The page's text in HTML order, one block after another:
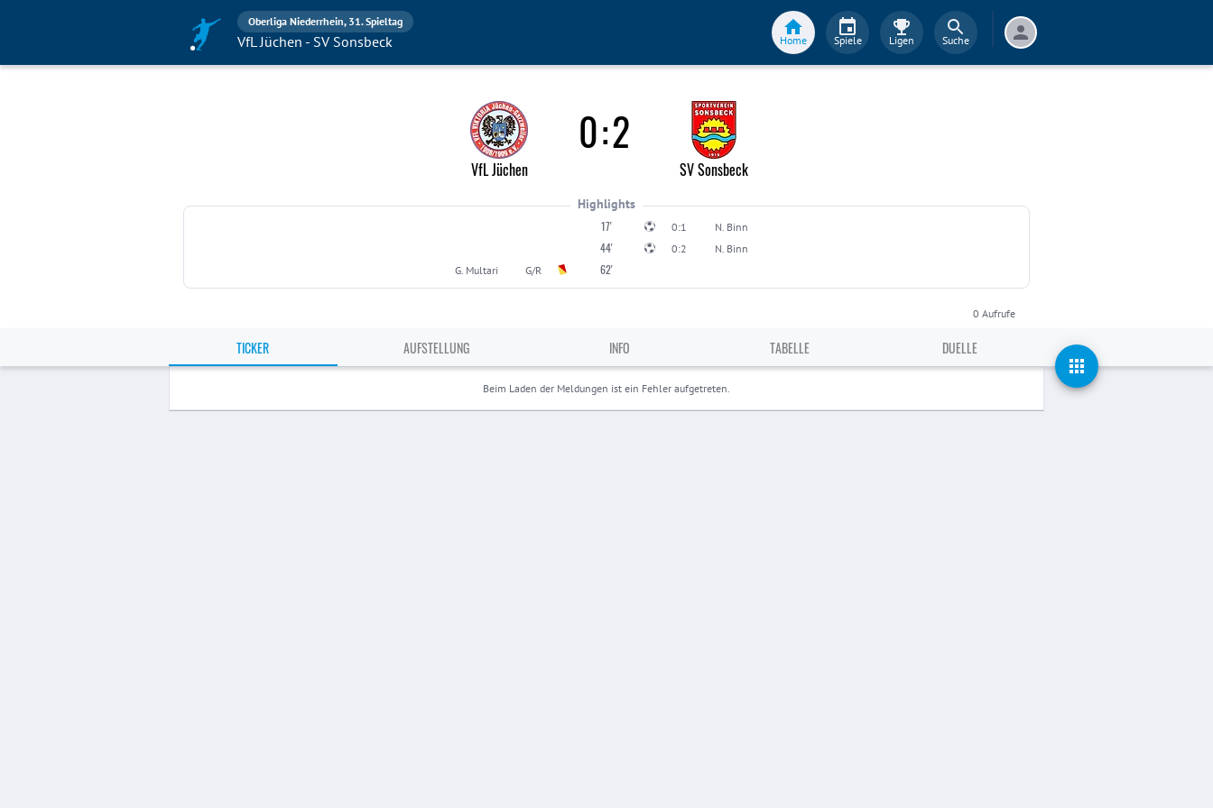
Oberliga Niederrhein, 31. Spieltag
VfL Jüchen - SV Sonsbeck Home Spiele Ligen Suche
VfL Jüchen
0:2
SV Sonsbeck
Highlights
N. Binn
0:1
17'
N. Binn
0:2
44'
G. Multari G/R 62'
0 Aufrufe
TICKER AUFSTELLUNG INFO TABELLE DUELLE
Beim Laden der Meldungen ist ein Fehler aufgetreten.